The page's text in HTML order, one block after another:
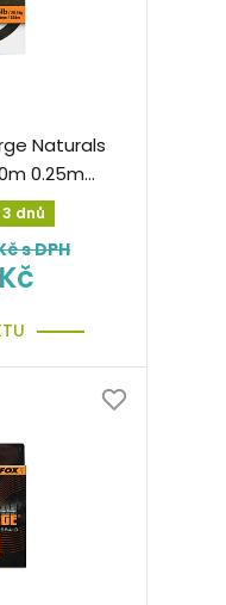
Naturals
0.25mm
dnů
s DPH